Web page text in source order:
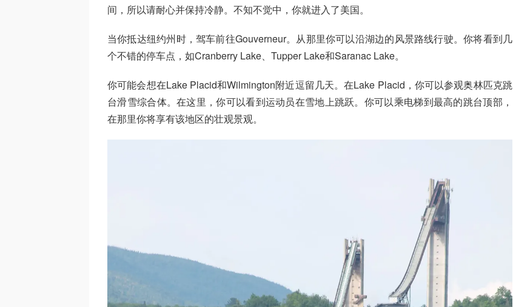
间，所以请耐心并保持冷静。不知不觉中，你就进入了美国。
当你抵达纽约州时，驾车前往Gouverneur。从那里你可以沿湖边的风景路线行驶。你将看到几
个不错的停车点，如Cranberry Lake、Tupper Lake和Saranac Lake。
你可能会想在Lake Placid和Wilmington附近逗留几天。在Lake Placid，你可以参观奥林匹克跳
台滑雪综合体。在这里，你可以看到运动员在雪地上跳跃。你可以乘电梯到最高的跳台顶部，
在那里你将享有该地区的壮观景观。